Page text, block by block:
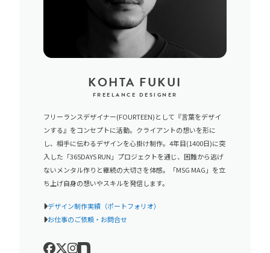
KOHTA FUKUI
FREELANCE DESIGNER
フリーランスデザイナー(FOURTEEN)として『言葉をデザイ
ンする』をコンセプトに活動。クライアントの想いを形に
し、相手に伝わるデザインを心掛け制作。4年目(1400日)に突
入した「365DAYS RUN」プロジェクトを通じ、困難から逃げ
ないメンタル作りと継続の大切さを体感。「MSG MAG」を立
ち上げ自身の想いやスキルを発信します。
デザイン制作実績（ポートフォリオ）
お仕事のご依頼・お問合せ